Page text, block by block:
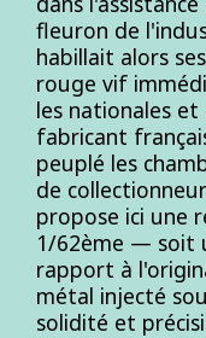
fleuron de
habillait alors
rouge vif
les nationales
fabricant
peuplé les
de
propose ici une
1/62ème — soit
rapport à
métal injecté
solidité et